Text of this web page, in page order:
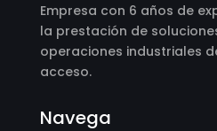
Empresa con 6 años de
la prestación de
operaciones industriales
acceso.
Navega